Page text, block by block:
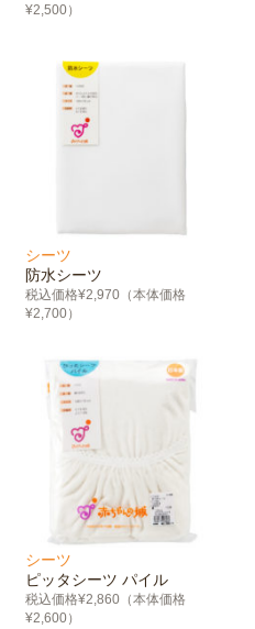
¥2,500）
シーツ
防水シーツ
税込価格¥2,970（本体価格
¥2,700）
シーツ
ピッタシーツ パイル
税込価格¥2,860（本体価格
¥2,600）